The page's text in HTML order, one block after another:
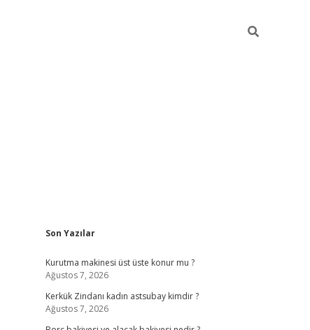
Sidebar
Son Yazılar
Kurutma makinesi üst üste konur mu ?
Ağustos 7, 2026
Kerkük Zindanı kadın astsubay kimdir ?
Ağustos 7, 2026